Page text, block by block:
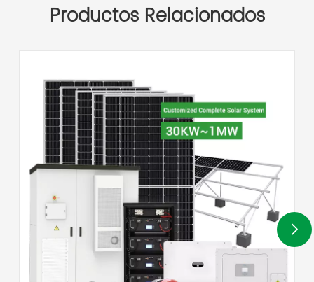
Productos Relacionados